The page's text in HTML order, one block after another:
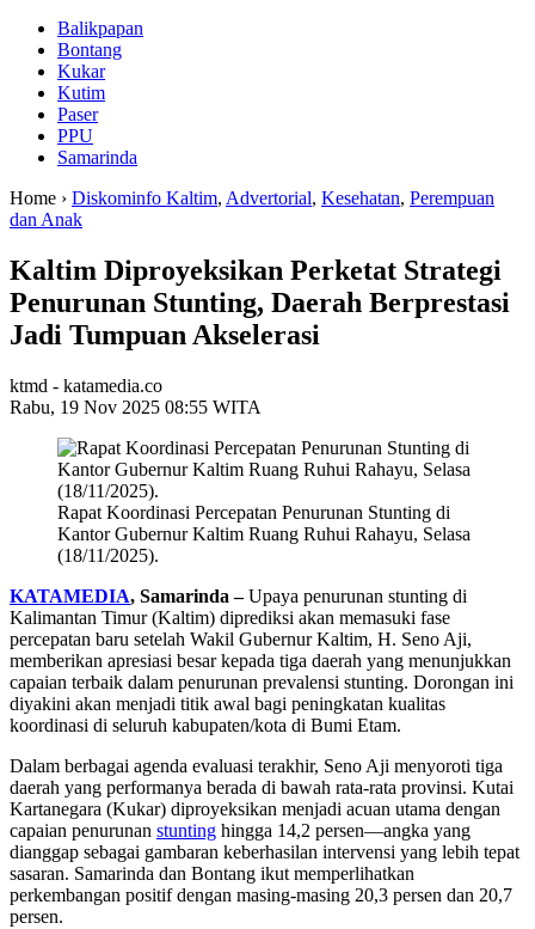
Balikpapan
Bontang
Kukar
Kutim
Paser
PPU
Samarinda
Home › Diskominfo Kaltim, Advertorial, Kesehatan, Perempuan
dan Anak
Kaltim Diproyeksikan Perketat Strategi
Penurunan Stunting, Daerah Berprestasi
Jadi Tumpuan Akselerasi
ktmd - katamedia.co
Rabu, 19 Nov 2025 08:55 WITA
Rapat Koordinasi Percepatan Penurunan Stunting di
Kantor Gubernur Kaltim Ruang Ruhui Rahayu, Selasa
(18/11/2025).
KATAMEDIA, Samarinda –Upaya penurunan stunting di
Kalimantan Timur (Kaltim) diprediksi akan memasuki fase
percepatan baru setelah Wakil Gubernur Kaltim, H. Seno Aji,
memberikan apresiasi besar kepada tiga daerah yang menunjukkan
capaian terbaik dalam penurunan prevalensi stunting. Dorongan ini
diyakini akan menjadi titik awal bagi peningkatan kualitas
koordinasi di seluruh kabupaten/kota di Bumi Etam.
Dalam berbagai agenda evaluasi terakhir, Seno Aji menyoroti tiga
daerah yang performanya berada di bawah rata-rata provinsi. Kutai
Kartanegara (Kukar) diproyeksikan menjadi acuan utama dengan
capaian penurunan stunting hingga 14,2 persen—angka yang
dianggap sebagai gambaran keberhasilan intervensi yang lebih tepat
sasaran. Samarinda dan Bontang ikut memperlihatkan
perkembangan positif dengan masing-masing 20,3 persen dan 20,7
persen.